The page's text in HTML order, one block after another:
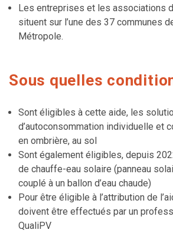
Les entreprises et les associations
situent sur l’une des 37 communes
Métropole.
Sous quelles
Sont éligibles à cette aide, les
d’autoconsommation individuelle et
en ombrière, au sol
Sont également éligibles, depuis
de chauffe-eau solaire (panneau
couplé à un ballon d’eau chaude)
Pour être éligible à l’attribution de
doivent être effectués par un
QualiPV